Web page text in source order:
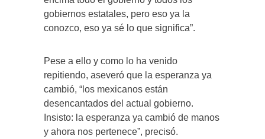
gobiernos estatales, pero eso ya la
conozco, eso ya sé lo que significa”.
Pese a ello y como lo ha venido
repitiendo, aseveró que la esperanza ya
cambió, “los mexicanos están
desencantados del actual gobierno.
Insisto: la esperanza ya cambió de manos
y ahora nos pertenece”, precisó.